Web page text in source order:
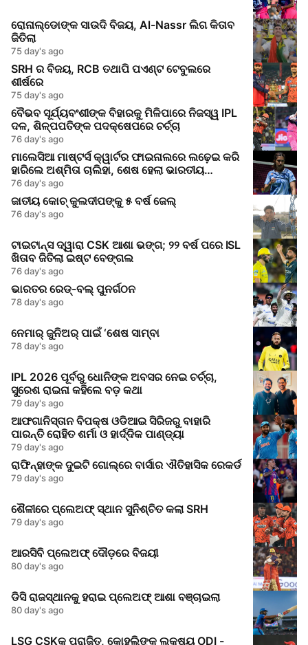
ରୋନାଲ୍ଡୋଙ୍କ ସାଉଦି ବିଜୟ, Al-Nassr ଲିଗ କିତାବ
ଜିତିଲା
75 day's ago
SRH ର ବିଜୟ, RCB ତଥାପି ପଏଣ୍ଟ ଟେବୁଲରେ
ଶୀର୍ଷରେ
75 day's ago
ବୈଭବ ସୂର୍ଯ୍ୟବଂଶୀଙ୍କ ବିହାରକୁ ମିଳିପାରେ ନିଜସ୍ୱ IPL
ଦଳ, ଶିଳ୍ପପତିଙ୍କ ପଦକ୍ଷେପରେ ଚର୍ଚ୍ଚା
76 day's ago
ମାଲେସିଆ ମାଷ୍ଟର୍ସ କ୍ୱାର୍ଟର ଫାଇନାଲରେ ଲଢ଼େଇ କରି
ହାରିଲେ ଅଶ୍ମିତା ଚାଲିହା, ଶେଷ ହେଲା ଭାରତୀୟ
ଚ୍ୟାଲେଞ୍ଜ
76 day's ago
ଜାତୀୟ କୋଚ୍ କୁଲଦୀପଙ୍କୁ ୫ ବର୍ଷ ଜେଲ୍
76 day's ago
ଟାଇଟାନ୍ସ ଦ୍ୱାରା CSK ଆଶା ଭଙ୍ଗ; ୨୨ ବର୍ଷ ପରେ ISL
ଖିତାବ ଜିତିଲା ଇଷ୍ଟ ବେଙ୍ଗଲ
76 day's ago
ଭାରତର ରେଡ୍‌-ବଲ୍ ପୁନର୍ଗଠନ
78 day's ago
ନେମାର୍ ଜୁନିଅର୍ ପାଇଁ ‘ଶେଷ ସାମ୍ବା
78 day's ago
IPL 2026 ପୂର୍ବରୁ ଧୋନିଙ୍କ ଅବସର ନେଇ ଚର୍ଚ୍ଚା,
ସୁରେଶ ରାଇନା କହିଲେ ବଡ଼ କଥା
79 day's ago
ଆଫଗାନିସ୍ତାନ ବିପକ୍ଷ ଓଡିଆଇ ସିରିଜରୁ ବାହାରି
ପାରନ୍ତି ରୋହିତ ଶର୍ମା ଓ ହାର୍ଦ୍ଦିକ ପାଣ୍ଡ୍ୟା
79 day's ago
ରାଫିନ୍ହାଙ୍କ ଦୁଇଟି ଗୋଲ୍‌ରେ ବାର୍ସାର ଐତିହାସିକ ରେକର୍ଡ
79 day's ago
ଶୈଳୀରେ ପ୍ଲେଅଫ୍ ସ୍ଥାନ ସୁନିଶ୍ଚିତ କଲା SRH
79 day's ago
ଆରସିବି ପ୍ଲେଅଫ୍ ଦୌଡ଼ରେ ବିଜୟୀ
80 day's ago
ଡିସି ରାଜସ୍ଥାନକୁ ହରାଇ ପ୍ଲେଅଫ୍ ଆଶା ବଞ୍ଚାଇଲା
80 day's ago
LSG CSKକୁ ପରାଜିତ, କୋହଲିଙ୍କ ଲକ୍ଷ୍ୟ ODI -